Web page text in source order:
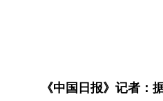
《中国日报》记者